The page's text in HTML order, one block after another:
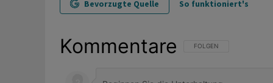
Bevorzugte Quelle So funktioniert's
Kommentare FOLGE DIESER
FOLGEN